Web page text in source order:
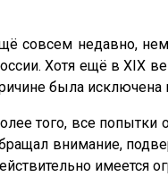
совсем недавно,
Хотя ещё в XIX
была исключена
того, все попытки
внимание,
имеется